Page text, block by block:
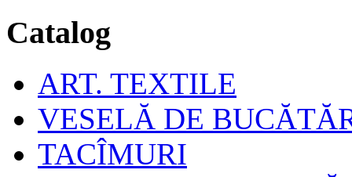
Catalog
ART. TEXTILE
VESELĂ DE
TACÎMURI